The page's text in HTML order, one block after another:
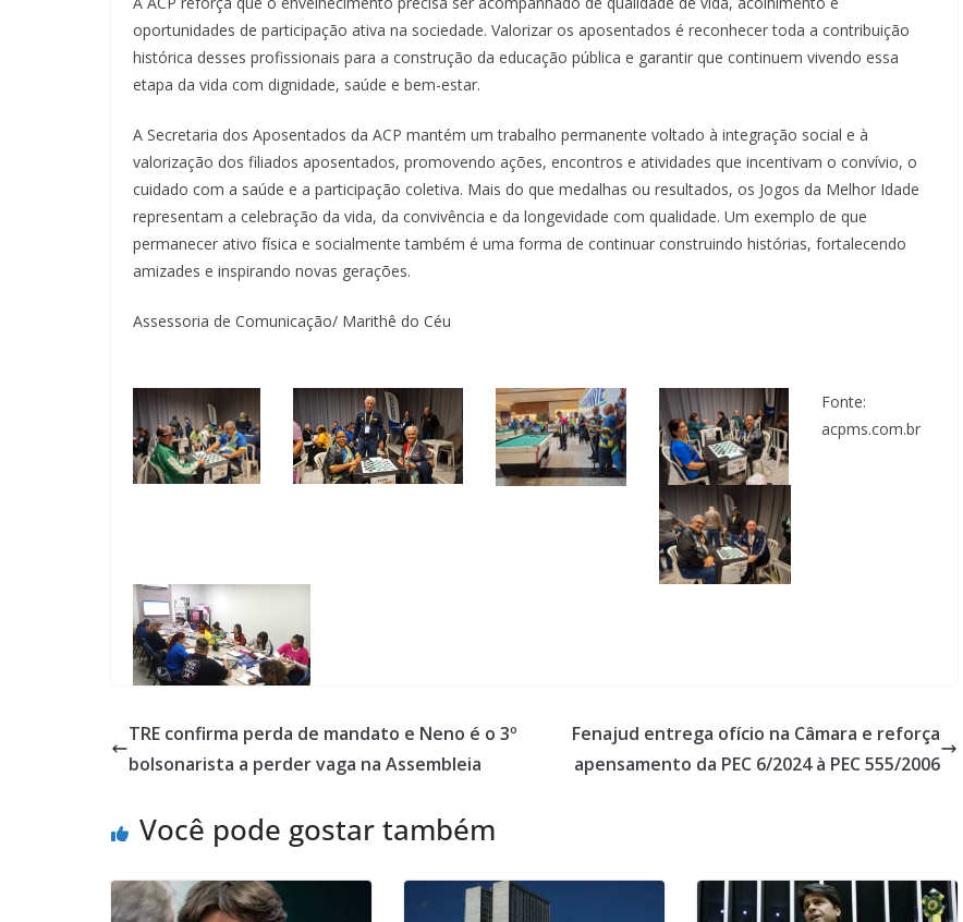
oportunidades de participação ativa na sociedade. Valorizar os aposentados é reconhecer toda a contribuição
histórica desses profissionais para a construção da educação pública e garantir que continuem vivendo essa
etapa da vida com dignidade, saúde e bem-estar.
A Secretaria dos Aposentados da ACP mantém um trabalho permanente voltado à integração social e à
valorização dos filiados aposentados, promovendo ações, encontros e atividades que incentivam o convívio, o
cuidado com a saúde e a participação coletiva. Mais do que medalhas ou resultados, os Jogos da Melhor Idade
representam a celebração da vida, da convivência e da longevidade com qualidade. Um exemplo de que
permanecer ativo física e socialmente também é uma forma de continuar construindo histórias, fortalecendo
amizades e inspirando novas gerações.
Assessoria de Comunicação/ Marithê do Céu
Fonte:
acpms.com.br
TRE confirma perda de mandato e Neno é o 3º
bolsonarista a perder vaga na Assembleia
Fenajud entrega ofício na Câmara e reforça
apensamento da PEC 6/2024 à PEC 555/2006
Você pode gostar também